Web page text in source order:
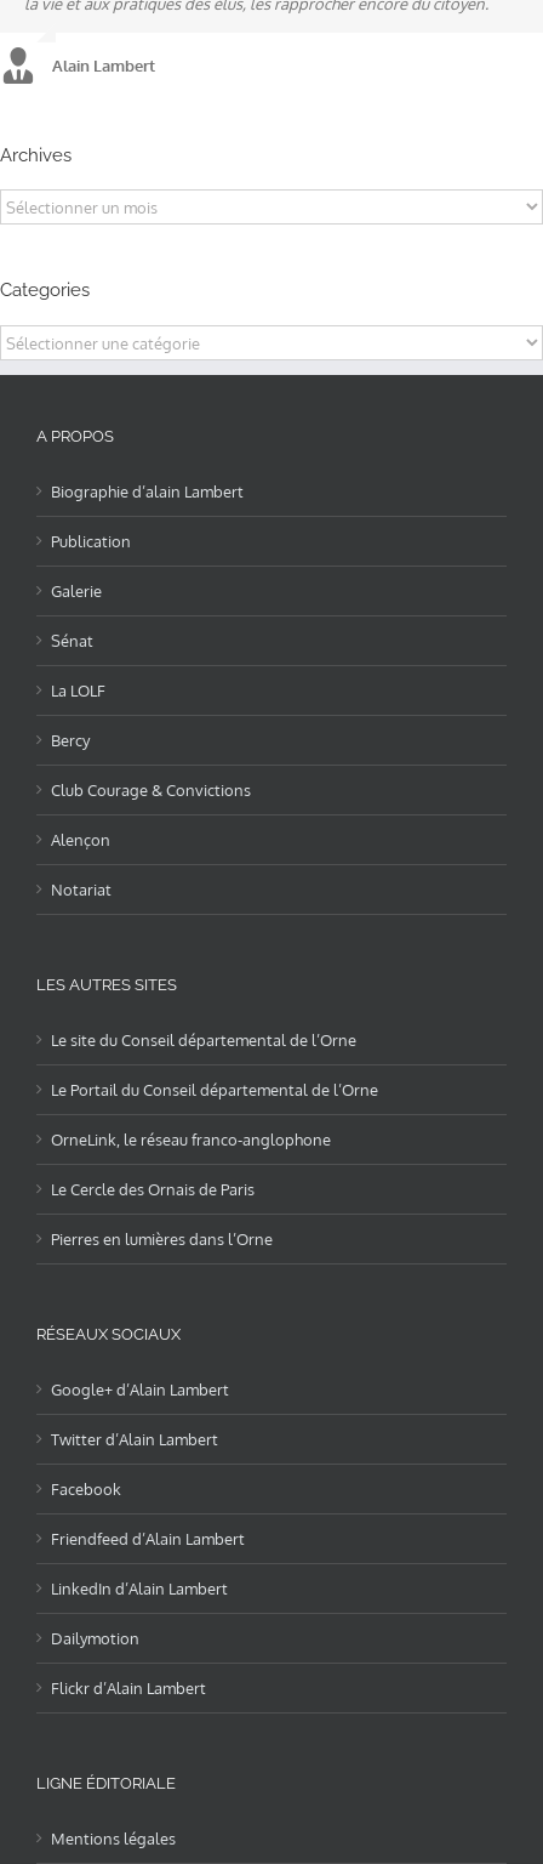
Alain Lambert
Alain Lambert
Alain Lambert
Archives
Archives
Categories
Categories
A PROPOS
Biographie d’alain Lambert
Publication
Galerie
Sénat
La LOLF
Bercy
Club Courage & Convictions
Alençon
Notariat
LES AUTRES SITES
Le site du Conseil départemental de l’Orne
Le Portail du Conseil départemental de l’Orne
OrneLink, le réseau franco-anglophone
Le Cercle des Ornais de Paris
Pierres en lumières dans l’Orne
RÉSEAUX SOCIAUX
Google+ d’Alain Lambert
Twitter d’Alain Lambert
Facebook
Friendfeed d’Alain Lambert
LinkedIn d’Alain Lambert
Dailymotion
Flickr d’Alain Lambert
LIGNE ÉDITORIALE
Mentions légales